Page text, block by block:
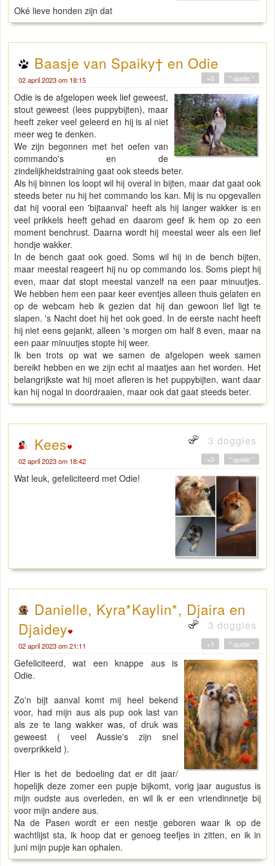
Oké lieve honden zijn dat
Baasje van Spaiky† en Odie
02 april 2023 om 18:15 " quote "
+0
Odie is de afgelopen week lief geweest,
stout geweest (lees puppybijten), maar
heeft zeker veel geleerd en hij is al niet
meer weg te denken.
We zijn begonnen met het oefen van
commando's en de
zindelijkheidstraining gaat ook steeds beter.
Als hij binnen los loopt wil hij overal in bijten, maar dat gaat ook
steeds beter nu hij het commando los kan. Mij is nu opgevallen
dat hij vooral een 'bijtaanval' heeft als hij langer wakker is en
veel prikkels heeft gehad en daarom geef ik hem op zo een
moment benchrust. Daarna wordt hij meestal weer als een lief
hondje wakker.
In de bench gaat ook goed. Soms wil hij in de bench bijten,
maar meestal reageert hij nu op commando los. Soms piept hij
even, maar dat stopt meestal vanzelf na een paar minuutjes.
We hebben hem een paar keer eventjes alleen thuis gelaten en
op de webcam heb ik gezien dat hij dan gewoon lief ligt te
slapen. 's Nacht doet hij het ook goed. In de eerste nacht heeft
hij niet eens gejankt, alleen 's morgen om half 8 even, maar na
een paar minuutjes stopte hij weer.
Ik ben trots op wat we samen de afgelopen week samen
bereikt hebben en we zijn echt al maatjes aan het worden. Het
belangrijkste wat hij moet afleren is het puppybijten, want daar
kan hij nogal in doordraaien, maar ook dat gaat steeds beter.
Kees 3 doggies
02 april 2023 om 18:42 " quote "
+0
Wat leuk, gefeliciteerd met Odie!
Danielle, Kyra*Kaylin*, Djaira en
Djaidey
3 doggies
02 april 2023 om 21:11 " quote "
+1
Gefeliciteerd, wat een knappe aus is
Odie.
Zo'n bijt aanval komt mij heel bekend
voor, had mijn aus als pup ook last van
als ze te lang wakker was, of druk was
geweest ( veel Aussie's zijn snel
overprikkeld ).
Hier is het de bedoeling dat er dit jaar/
hopelijk deze zomer een pupje bijkomt, vorig jaar augustus is
mijn oudste aus overleden, en wil ik er een vriendinnetje bij
voor mijn andere aus.
Na de Pasen wordt er een nestje geboren waar ik op de
wachtlijst sta, ik hoop dat er genoeg teefjes in zitten, en ik in
juni mijn pupje kan ophalen.